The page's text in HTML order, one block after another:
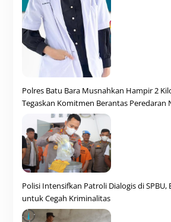
Polres Batu Bara Musnahkan Hampir 2
Tegaskan Komitmen Berantas Peredaran
Polisi Intensifkan Patroli Dialogis di SPBU,
untuk Cegah Kriminalitas